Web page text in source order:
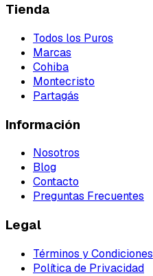
Tienda
Todos los Puros
Marcas
Cohiba
Montecristo
Partagás
Información
Nosotros
Blog
Contacto
Preguntas Frecuentes
Legal
Términos y Condiciones
Política de Privacidad